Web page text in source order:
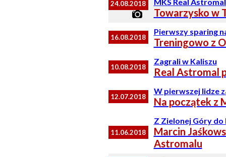
24.08.2018
Towarzysko w
16.08.2018
Pierwszy sparing
Treningowo z
10.08.2018
Zagrali w Kaliszu
Real Astromal
12.07.2018
W pierwszej lidze
Na początek z
11.06.2018
Z Zielonej Góry do
Marcin
Astromalu